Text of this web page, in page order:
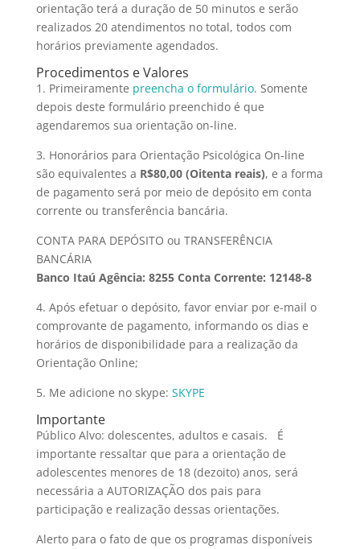
orientação terá a duração de 50 minutos e serão
realizados 20 atendimentos no total, todos com
horários previamente agendados.
Procedimentos e Valores
1. Primeiramente preencha o formulário. Somente
depois deste formulário preenchido é que
agendaremos sua orientação on-line.
3. ​Honorários para Orientação Psicológica On-line
são equivalentes a R$80,00 (Oitenta reais), e a forma
de pagamento será por meio de depósito em conta
corrente ou transferência bancária.
CONTA PARA DEPÓSITO ou TRANSFERÊNCIA
BANCÁRIA
Banco Itaú Agência: 8255 Conta Corrente: 12148-8
4. Após efetuar o depósito, favor enviar por e-mail o
comprovante de pagamento, informando os dias e
horários de disponibilidade para a realização da
Orientação Online;
5. Me adicione no skype: SKYPE
Importante
Público Alvo: dolescentes, adultos e casais. É
importante ressaltar que para a orientação de
adolescentes menores de 18 (dezoito) anos, será
necessária a AUTORIZAÇÃO dos pais para
participação e realização dessas orientações.
Alerto para o fato de que os programas disponíveis